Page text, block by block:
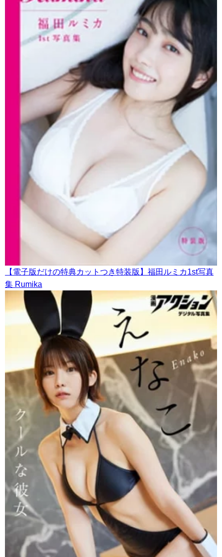
【電子版だけの特典カットつき特装版】福田ルミカ1st写真
集 Rumika